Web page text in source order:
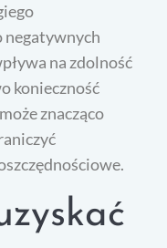
negatywnych
na zdolność
konieczność
znacząco